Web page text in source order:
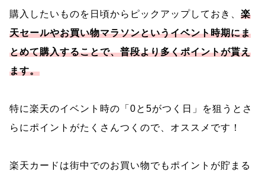
購入したいものを日頃からピックアップしておき、 楽
天セールやお買い物マラソンというイベント時期にま
とめて購入することで、普段より多くポイントが貰え
ます。
特に楽天のイベント時の「0と5がつく日」を狙うとさ
らにポイントがたくさんつくので、オススメです！
楽天カードは街中でのお買い物でもポイントが貯まる